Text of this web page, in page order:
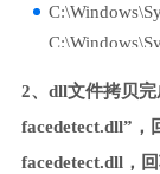
2、dll文件拷贝
facedetect.dll”，
facedetect.dll，